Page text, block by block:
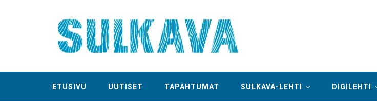
ETUSIVU UUTISET TAPAHTUMAT SULKAVA-LEHTI DIGILEHTI